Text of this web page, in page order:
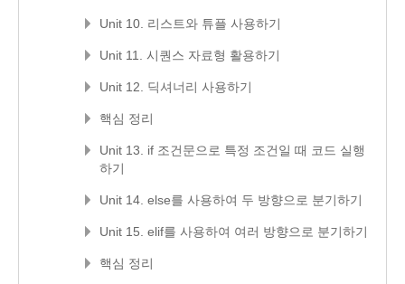
Unit 10. 리스트와 튜플 사용하기
Unit 11. 시퀀스 자료형 활용하기
Unit 12. 딕셔너리 사용하기
핵심 정리
Unit 13. if 조건문으로 특정 조건일 때 코드 실행
하기
Unit 14. else를 사용하여 두 방향으로 분기하기
Unit 15. elif를 사용하여 여러 방향으로 분기하기
핵심 정리